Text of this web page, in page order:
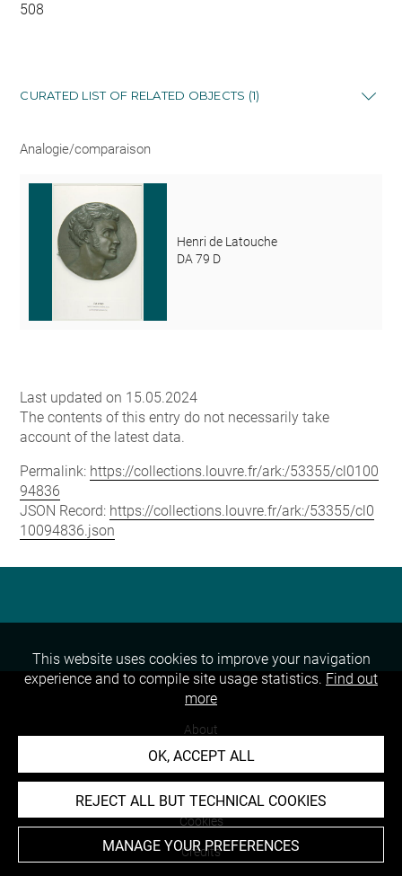
508
CURATED LIST OF RELATED OBJECTS (1)
Analogie/comparaison
Henri de Latouche
DA 79 D
Last updated on 15.05.2024
The contents of this entry do not necessarily take
account of the latest data.
Permalink: https://collections.louvre.fr/ark:/53355/cl0100
94836
JSON Record: https://collections.louvre.fr/ark:/53355/cl0
10094836.json
About
Contact Us
Cookies
Credits
This website uses cookies to improve your navigation
experience and to compile site usage statistics. Find out
more
OK, ACCEPT ALL
REJECT ALL BUT TECHNICAL COOKIES
MANAGE YOUR PREFERENCES